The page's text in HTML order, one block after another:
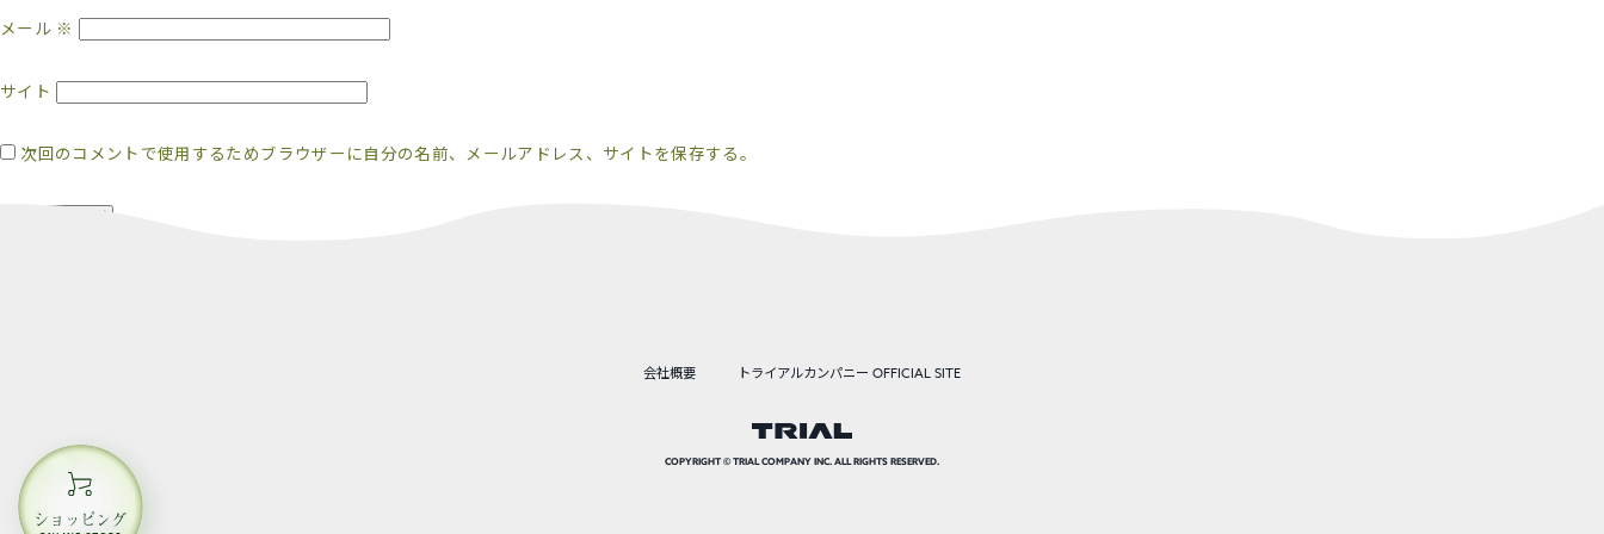
ショッピング
メール ※
サイト
次回のコメントで使用するためブラウザーに自分の名前、メールアドレス、サイトを保存する。
会社概要 トライアルカンパニー OFFICIAL SITE
COPYRIGHT © TRIAL COMPANY INC. ALL RIGHTS RESERVED.